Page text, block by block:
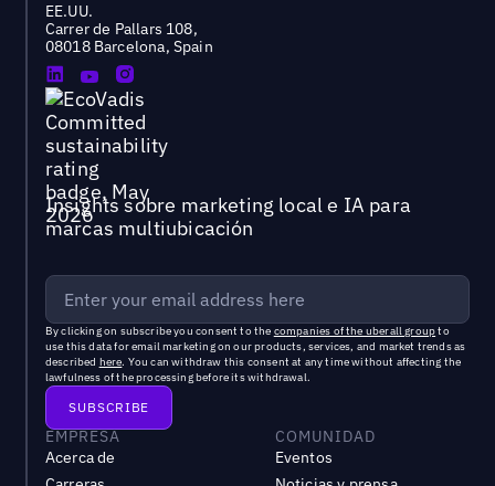
EE.UU.
Carrer de Pallars 108,
08018 Barcelona, Spain
Insights sobre marketing local e IA para
marcas multiubicación
By clicking on subscribe you consent to the companies of the uberall groupto
use this data for email marketing on our products, services, and market trends as
described here. You can withdraw this consent at any time without affecting the
lawfulness of the processing before its withdrawal.
EMPRESA
Acerca de
COMUNIDAD
Eventos